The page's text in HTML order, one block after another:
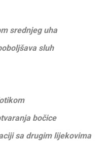
srednjeg uha
sluh
bočice
sa drugim lijekovima